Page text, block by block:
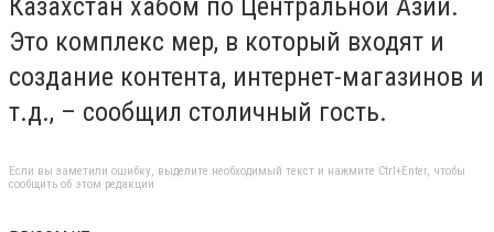
Казахстан хабом по Центральной Азии.
Это комплекс мер, в который входят и
создание контента, интернет-магазинов и
т.д., – сообщил столичный гость.
Если вы заметили ошибку, выделите необходимый текст и нажмите Ctrl+Enter, чтобы
сообщить об этом редакции